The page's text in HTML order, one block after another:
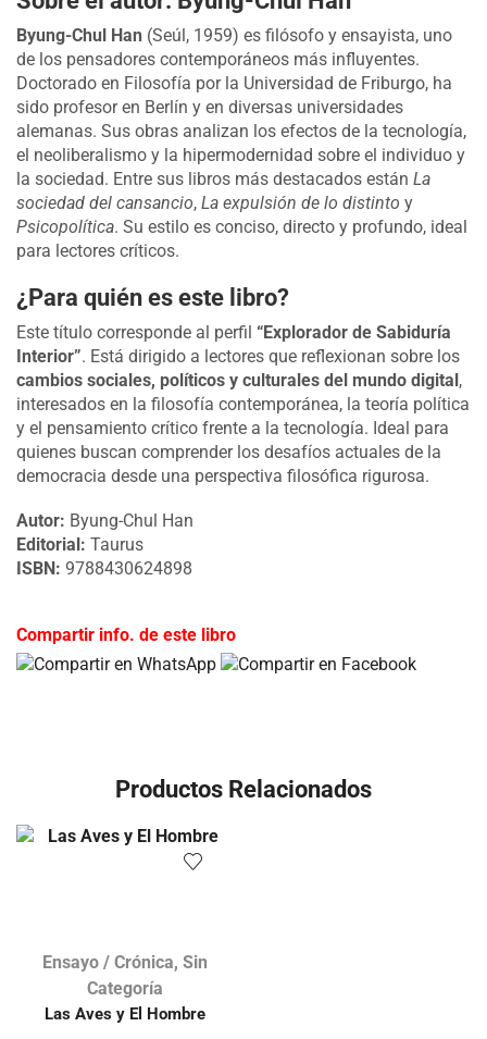
Byung-Chul Han (Seúl, 1959) es filósofo y ensayista, uno
de los pensadores contemporáneos más influyentes.
Doctorado en Filosofía por la Universidad de Friburgo, ha
sido profesor en Berlín y en diversas universidades
alemanas. Sus obras analizan los efectos de la tecnología,
el neoliberalismo y la hipermodernidad sobre el individuo y
la sociedad. Entre sus libros más destacados están La
sociedad del cansancio, La expulsión de lo distinto y
Psicopolítica. Su estilo es conciso, directo y profundo, ideal
para lectores críticos.
¿Para quién es este libro?
Este título corresponde al perfil “Explorador de Sabiduría
Interior”. Está dirigido a lectores que reflexionan sobre los
cambios sociales, políticos y culturales del mundo digital ,
interesados en la filosofía contemporánea, la teoría política
y el pensamiento crítico frente a la tecnología. Ideal para
quienes buscan comprender los desafíos actuales de la
democracia desde una perspectiva filosófica rigurosa.
Autor: Byung-Chul Han
Editorial: Taurus
ISBN: 9788430624898
Compartir info. de este libro
Productos Relacionados
Ensayo / Crónica, Sin
Categoría
Las Aves y El Hombre